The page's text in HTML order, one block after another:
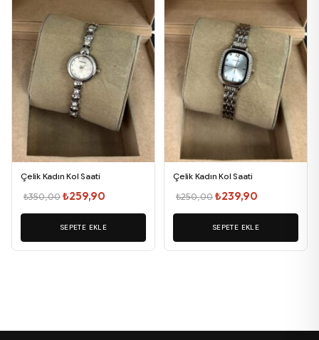
Çelik Kadın Kol Saati
₺350,00Orijinal
fiyat:
₺350,00.
₺259,90
andaki
fiyat:
SEPETE EKLE
Çelik Kadın Kol Saati
₺250,00Orijinal
fiyat:
₺250,00.
₺239,90
andaki
fiyat:
SEPETE EKLE